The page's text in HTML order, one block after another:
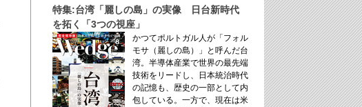
特集:台湾「麗しの島」の実像 日台新時代
を拓く「3つの視座」
かつてポルトガル人が「フォル
モサ（麗しの島）」と呼んだ台
湾。半導体産業で世界の最先端
技術をリードし、日本統治時代
の記憶も、歴史の一部として内
包している。一方で、現在は米